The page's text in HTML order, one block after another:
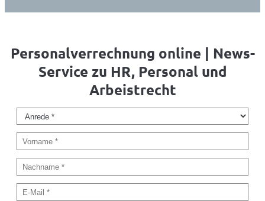
Personalverrechnung online | News-
Service zu HR, Personal und
Arbeistrecht